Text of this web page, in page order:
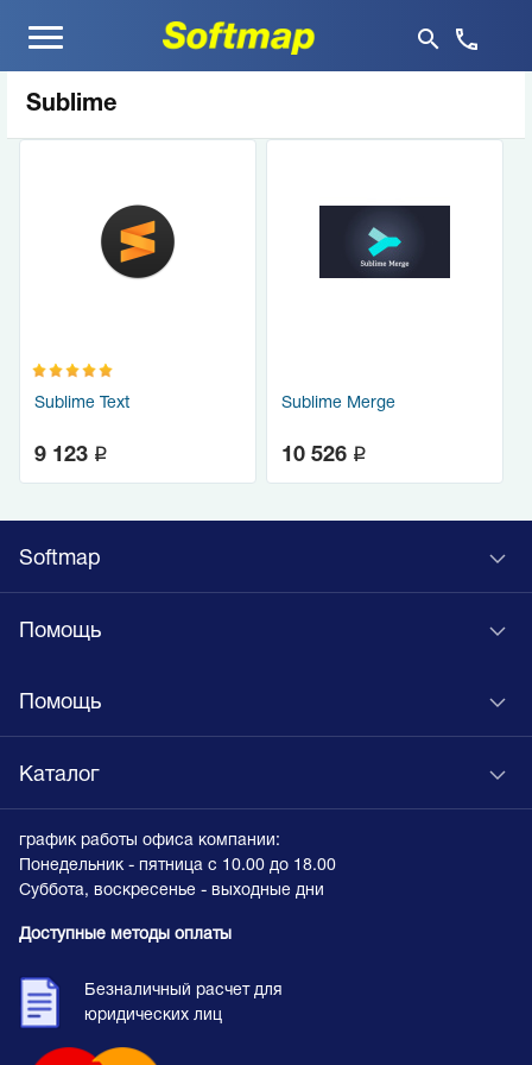
Меню
Sublime
Sublime Text
9 123 q
Sublime Merge
10 526 q
Softmap
Помощь
Помощь
Каталог
график работы офиса компании:
Понедельник - пятница с 10.00 до 18.00
Суббота, воскресенье - выходные дни
Доступные методы оплаты
Безналичный расчет для
юридических лиц